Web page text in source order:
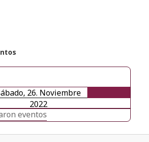
26. Noviembre
2022
eventos